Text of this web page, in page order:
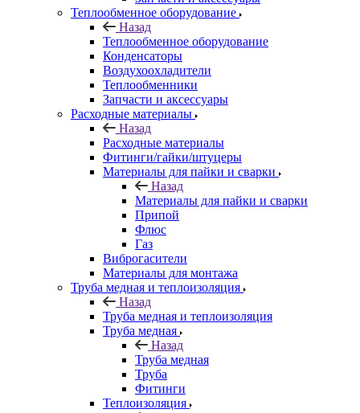
Теплообменное оборудование
Назад
Теплообменное оборудование
Конденсаторы
Воздухоохладители
Теплообменники
Запчасти и аксессуары
Расходные материалы
Назад
Расходные материалы
Фитинги/гайки/штуцеры
Материалы для пайки и сварки
Назад
Материалы для пайки и сварки
Припой
Флюс
Газ
Виброгасители
Материалы для монтажа
Труба медная и теплоизоляция
Назад
Труба медная и теплоизоляция
Труба медная
Назад
Труба медная
Труба
Фитинги
Теплоизоляция